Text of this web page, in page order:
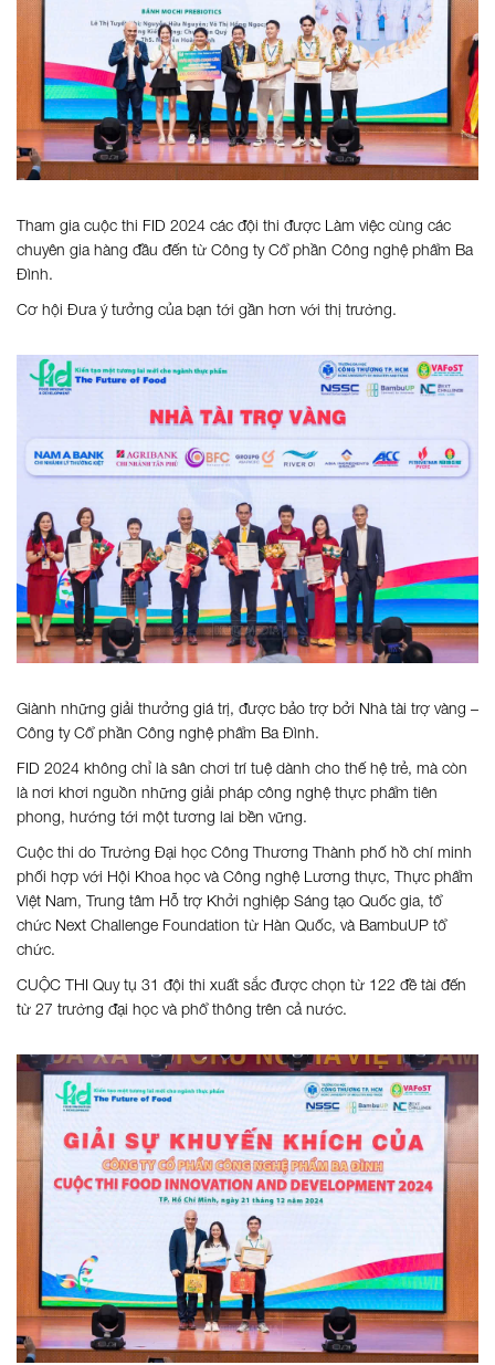
Tham gia cuộc thi FID 2024 các đội thi được Làm việc cùng các
chuyên gia hàng đầu đến từ Công ty Cổ phần Công nghệ phẩm Ba
Đình.
Cơ hội Đưa ý tưởng của bạn tới gần hơn với thị trường.
Giành những giải thưởng giá trị, được bảo trợ bởi Nhà tài trợ vàng –
Công ty Cổ phần Công nghệ phẩm Ba Đình.
FID 2024 không chỉ là sân chơi trí tuệ dành cho thế hệ trẻ, mà còn
là nơi khơi nguồn những giải pháp công nghệ thực phẩm tiên
phong, hướng tới một tương lai bền vững.
Cuộc thi do Trường Đại học Công Thương Thành phố hồ chí minh
phối hợp với Hội Khoa học và Công nghệ Lương thực, Thực phẩm
Việt Nam, Trung tâm Hỗ trợ Khởi nghiệp Sáng tạo Quốc gia, tổ
chức Next Challenge Foundation từ Hàn Quốc, và BambuUP tổ
chức.
CUỘC THI Quy tụ 31 đội thi xuất sắc được chọn từ 122 đề tài đến
từ 27 trường đại học và phổ thông trên cả nước.